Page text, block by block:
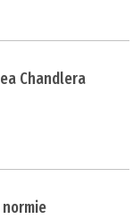
Chandlera